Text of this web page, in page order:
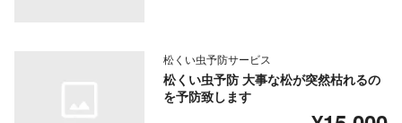
松くい虫予防サービス
松くい虫予防 大事な松が突然枯れるの
を予防致します